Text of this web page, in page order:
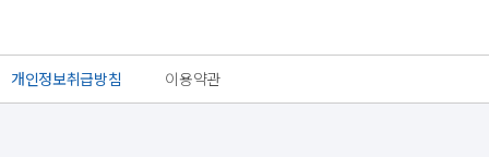
개인정보취급방침 이용약관